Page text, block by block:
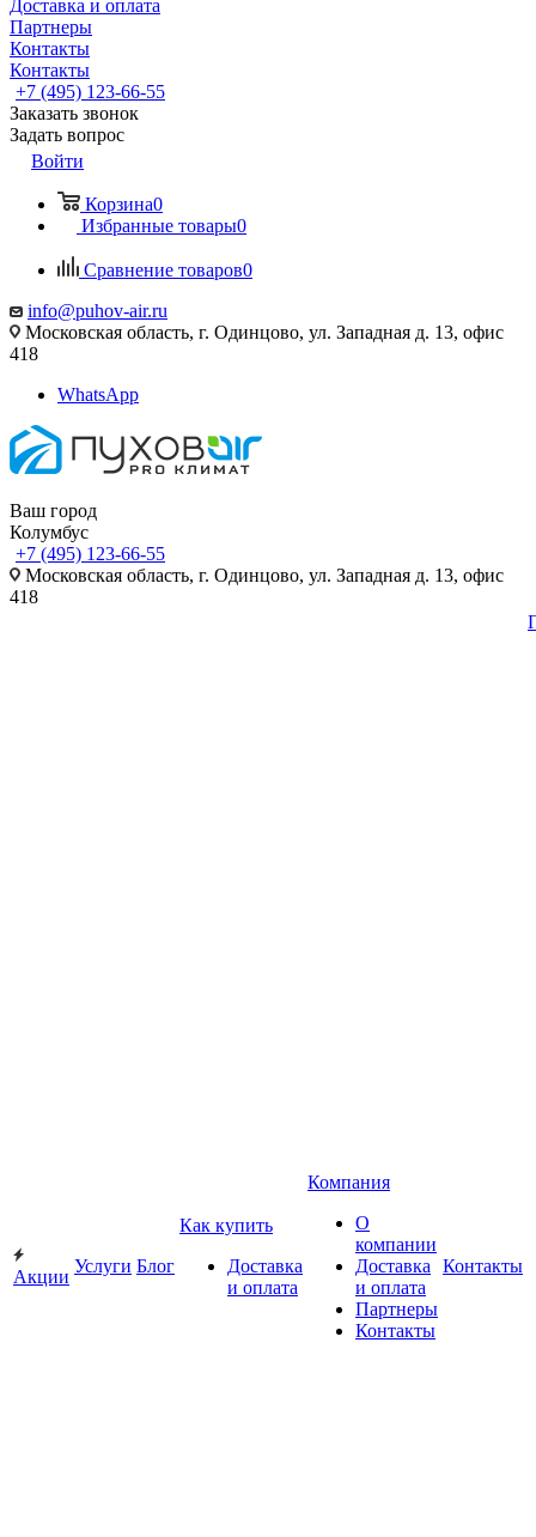
Доставка и оплата
Партнеры
Контакты
Контакты
+7 (495) 123-66-55
Заказать звонок
Задать вопрос
Войти
Корзина0
Избранные товары0
Сравнение товаров0
info@puhov-air.ru
Московская область, г. Одинцово, ул. Западная д. 13, офис
418
WhatsApp
Ваш город
Колумбус
+7 (495) 123-66-55
Московская область, г. Одинцово, ул. Западная д. 13, офис
418
Акции
Услуги Блог
Как купить
Доставка
и оплата
Компания
О
компании
Доставка
и оплата
Партнеры
Контакты
Контакты